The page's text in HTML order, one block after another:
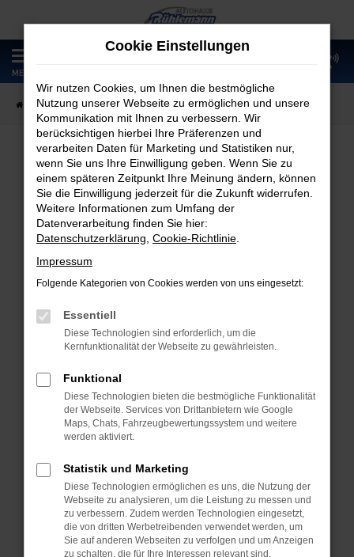
Zum
Hauptinhalt
springen
MENÜ
Startseite Fahrzeugangebote Fahrzeugmarkt
Fahrzeugmarkt
Fehler: Network Error
Beim Laden ist ein Fehler aufgetreten.
Hier sind ein paar Tipps, die dir helfen können:
Überprüfe deine Firewall und deine
Laden andere Webseiten, zum Beispiel
deine Suchmaschine?
Prüfe deine Browsererweiterungen.
Manche Erweiterungen, wie Werbeblocker,
können das Laden bestimmter Seiten
verhindern. Funktioniert die Seite in einem
anderen Browser oder in einem privaten
Fenster?
Starte dein Gerät neu.
Cookie Einstellungen
Wir nutzen Cookies, um Ihnen die bestmögliche
Nutzung unserer Webseite zu ermöglichen und unsere
Kommunikation mit Ihnen zu verbessern. Wir
berücksichtigen hierbei Ihre Präferenzen und
verarbeiten Daten für Marketing und Statistiken nur,
wenn Sie uns Ihre Einwilligung geben. Wenn Sie zu
einem späteren Zeitpunkt Ihre Meinung ändern, können
Sie die Einwilligung jederzeit für die Zukunft widerrufen.
Weitere Informationen zum Umfang der
Datenverarbeitung finden Sie hier:
Datenschutzerklärung Cookie-Richtlinie
Impressum
Folgende Kategorien von Cookies werden von uns eingesetzt:
Essentiell
Diese Technologien sind erforderlich, um die
Kernfunktionalität der Webseite zu gewährleisten.
Funktional
Diese Technologien bieten die bestmögliche Funktionalität
der Webseite. Services von Drittanbietern wie Google
Maps, Chats, Fahrzeugbewertungssystem und weitere
werden aktiviert.
Statistik und Marketing
Diese Technologien ermöglichen es uns, die Nutzung der
Webseite zu analysieren, um die Leistung zu messen und
zu verbessern. Zudem werden Technologien eingesetzt,
die von dritten Werbetreibenden verwendet werden, um
Sie auf anderen Webseiten zu verfolgen und um Anzeigen
zu schalten, die für Ihre Interessen relevant sind.